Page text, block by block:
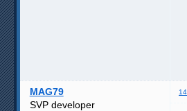
MAG79
SVP developer